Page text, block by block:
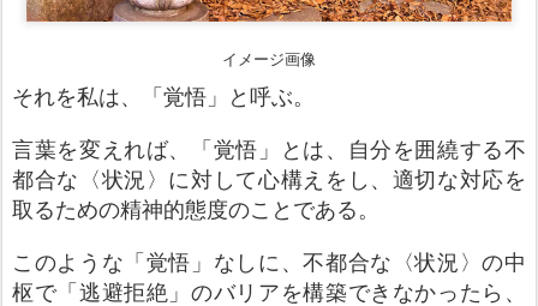
イメージ画像
それを私は、「覚悟」と呼ぶ。
言葉を変えれば、「覚悟」とは、自分を囲繞する不
都合な〈状況〉 に対して心構えをし、適切な対応を
取るための精神的態度のことである。
このような「覚悟」なしに、不都合な〈状況〉の中
枢で「逃避拒絶」のバリアを構築できなかったら、